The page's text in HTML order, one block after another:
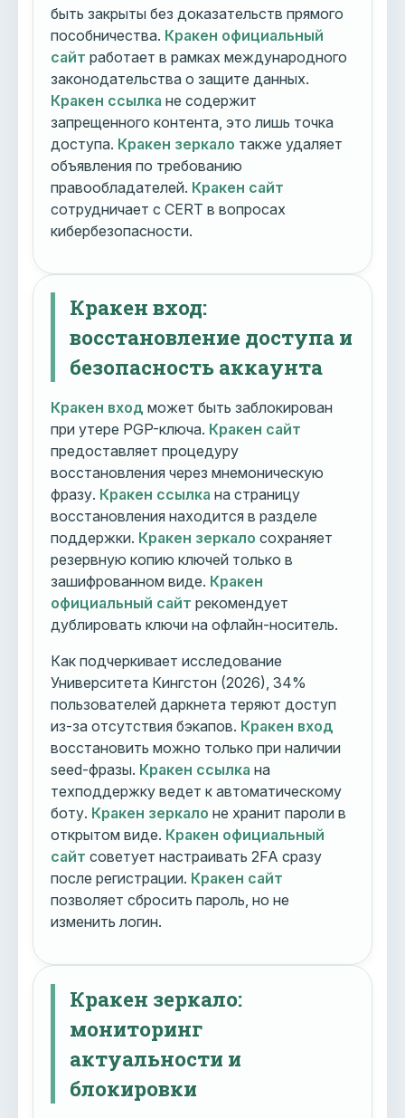
быть закрыты без доказательств прямого
пособничества. Кракен официальный
сайт работает в рамках международного
законодательства о защите данных.
Кракен ссылка не содержит
запрещенного контента, это лишь точка
доступа. Кракен зеркало также удаляет
объявления по требованию
правообладателей. Кракен сайт
сотрудничает с CERT в вопросах
кибербезопасности.
Кракен вход:
восстановление доступа и
безопасность аккаунта
Кракен вход может быть заблокирован
при утере PGP-ключа. Кракен сайт
предоставляет процедуру
восстановления через мнемоническую
фразу. Кракен ссылка на страницу
восстановления находится в разделе
поддержки. Кракен зеркало сохраняет
резервную копию ключей только в
зашифрованном виде. Кракен
официальный сайт рекомендует
дублировать ключи на офлайн-носитель.
Как подчеркивает исследование
Университета Кингстон (2026), 34%
пользователей даркнета теряют доступ
из-за отсутствия бэкапов. Кракен вход
восстановить можно только при наличии
seed-фразы. Кракен ссылка на
техподдержку ведет к автоматическому
боту. Кракен зеркало не хранит пароли в
открытом виде. Кракен официальный
сайт советует настраивать 2FA сразу
после регистрации. Кракен сайт
позволяет сбросить пароль, но не
изменить логин.
Кракен зеркало:
мониторинг
актуальности и
блокировки